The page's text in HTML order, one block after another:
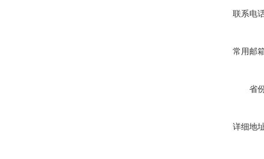
联系电
常用邮
省
详细地